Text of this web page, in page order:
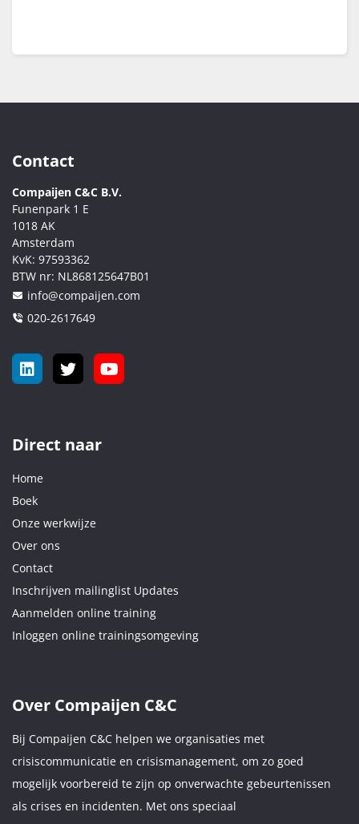
Contact
Compaijen C&C B.V.
Funenpark 1 E
1018 AK
Amsterdam
info@compaijen.com
020-2617649
KvK: 97593362
BTW nr: NL868125647B01
Direct naar
Home
Boek
Onze werkwijze
Over ons
Contact
Inschrijven mailinglist Updates
Aanmelden online training
Inloggen online trainingsomgeving
Over Compaijen C&C
Bij Compaijen C&C helpen we organisaties met
crisiscommunicatie en crisismanagement, om zo goed
mogelijk voorbereid te zijn op onverwachte gebeurtenissen
als crises en incidenten. Met ons speciaal